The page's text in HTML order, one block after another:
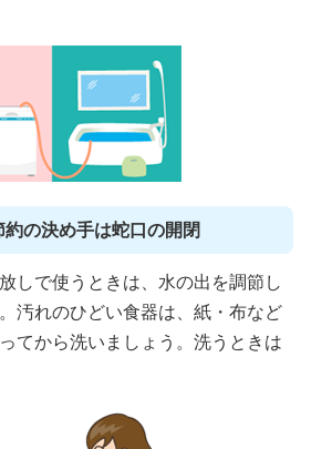
の決め手は蛇口の開閉
しで使うときは、水の出を調節し
汚れのひどい食器は、紙・布など
てから洗いましょう。洗うときは